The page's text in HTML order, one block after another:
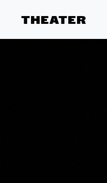
THEATER